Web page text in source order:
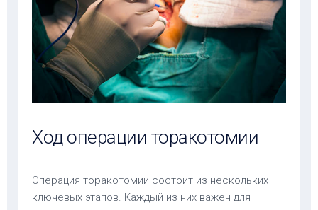
Ход операции торакотомии
Операция торакотомии состоит из нескольких
ключевых этапов. Каждый из них важен для